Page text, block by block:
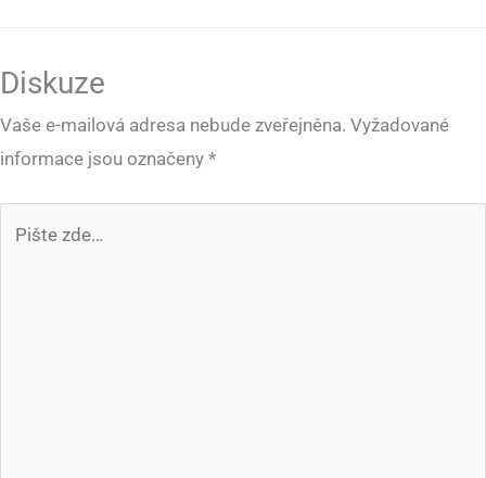
Diskuze
Vaše e-mailová adresa nebude zveřejněna. Vyžadované
informace jsou označeny *